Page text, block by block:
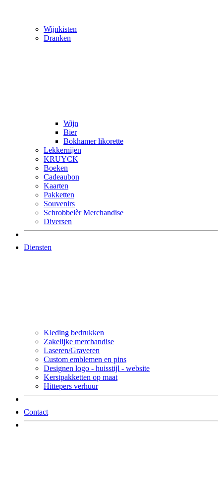
Wijnkisten
Dranken
Wijn
Bier
Bokhamer likorette
Lekkernijen
KRUYCK
Boeken
Cadeaubon
Kaarten
Pakketten
Souvenirs
Schrobbelèr Merchandise
Diversen
Diensten
Kleding bedrukken
Zakelijke merchandise
Laseren/Graveren
Custom emblemen en pins
Designen logo - huisstijl - website
Kerstpakketten op maat
Hittepers verhuur
Contact